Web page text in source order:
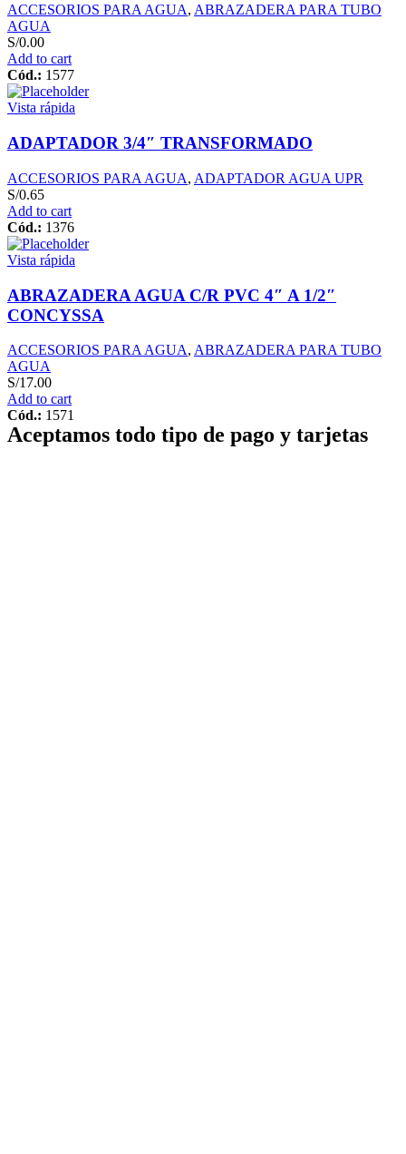
ACCESORIOS PARA AGUA, ABRAZADERA PARA TUBO
AGUA
S/0.00
Add to cart
Cód.: 1577
Vista rápida
ADAPTADOR 3/4″ TRANSFORMADO
ACCESORIOS PARA AGUA, ADAPTADOR AGUA UPR
S/0.65
Add to cart
Cód.: 1376
Vista rápida
ABRAZADERA AGUA C/R PVC 4″ A 1/2″
CONCYSSA
ACCESORIOS PARA AGUA, ABRAZADERA PARA TUBO
AGUA
S/17.00
Add to cart
Cód.: 1571
Aceptamos todo tipo de pago y tarjetas